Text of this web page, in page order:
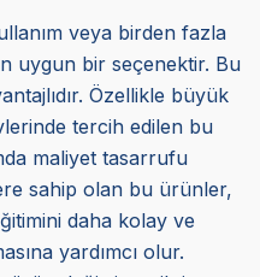
veya birden fazla
uygun bir seçenektir. Bu
Özellikle büyük
tercih edilen bu
maliyet tasarrufu
sahip olan bu ürünler,
daha kolay ve
yardımcı olur.